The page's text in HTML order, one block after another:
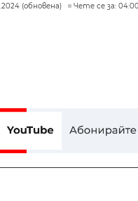
(обновена) Чете се за: